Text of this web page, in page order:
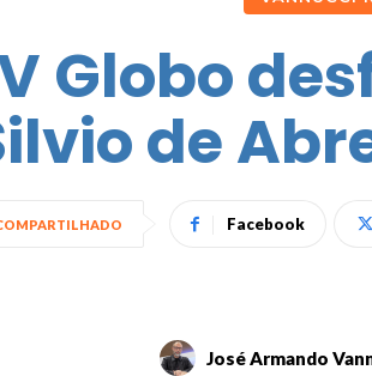
Globo
de
Facebook
José Armando